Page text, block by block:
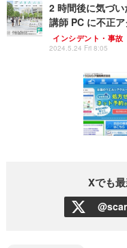
2 時間後に気づ
講師 PC に不正
インシデント・事故
2024.5.24 Fri 8:05
Xでも